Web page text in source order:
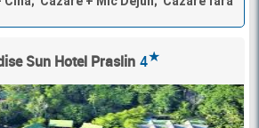
Sun Hotel Praslin 4★